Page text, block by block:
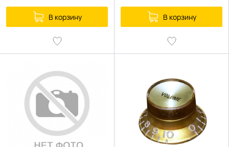
В корзину В корзину